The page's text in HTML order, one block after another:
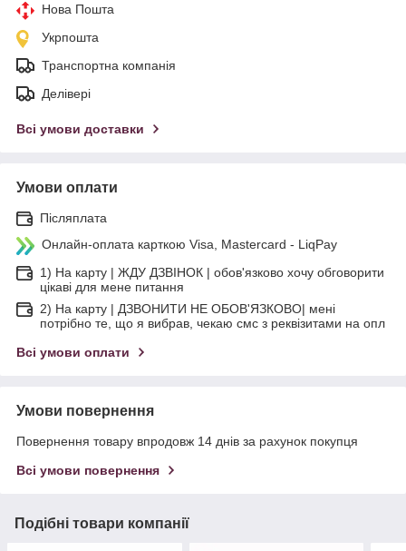
Нова Пошта
Укрпошта
Транспортна компанія
Делівері
Всі умови доставки
Умови оплати
Післяплата
Онлайн-оплата карткою Visa, Mastercard - LiqPay
1) На карту | ЖДУ ДЗВІНОК | обов'язково хочу обговорити
цікаві для мене питання
2) На карту | ДЗВОНИТИ НЕ ОБОВ'ЯЗКОВО| мені
потрібно те, що я вибрав, чекаю смс з реквізитами на опл
Всі умови оплати
Умови повернення
Повернення товару впродовж 14 днів за рахунок покупця
Всі умови повернення
Подібні товари компанії